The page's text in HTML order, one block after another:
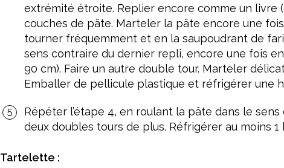
extrémité étroite. Replier encore comme un livre
couches de pâte. Marteler la pâte encore une
tourner fréquemment et en la saupoudrant de
sens contraire du dernier repli, encore une fois
90 cm). Faire un autre double tour. Marteler
Emballer de pellicule plastique et réfrigérer une
Répéter l’étape 4, en roulant la pâte dans le
deux doubles tours de plus. Réfrigérer au moins 1
Tartelette :